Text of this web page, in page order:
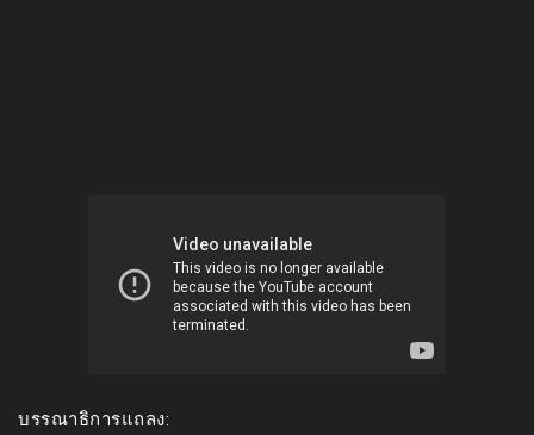
บรรณาธิการแถลง: